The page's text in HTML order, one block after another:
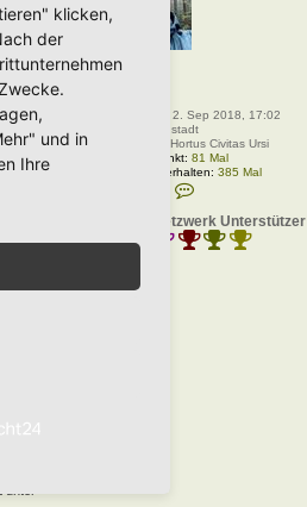
Polarwelt
Administrator
So 2. Sep 2018, 17:02
Bernstadt
Hortus Civitas Ursi
Hat sich bedankt: 81 Mal
Danksagung erhalten: 385 Mal
t
a
Hortus-Netzwerk Unterstützer
15:49
klicken,
der
und in
Ihre